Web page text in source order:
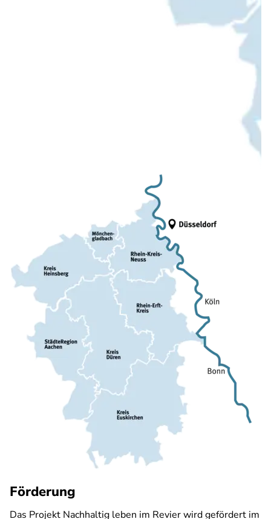
Förderung
Das Projekt Nachhaltig leben im Revier wird gefördert im